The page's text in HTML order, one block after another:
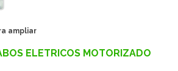
ampliar
ELETRICOS MOTORIZADO